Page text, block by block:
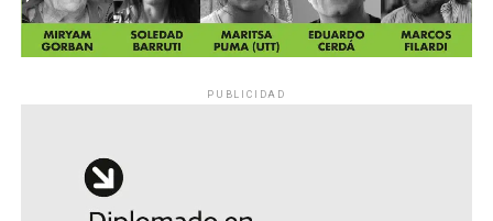
PUBLICIDAD